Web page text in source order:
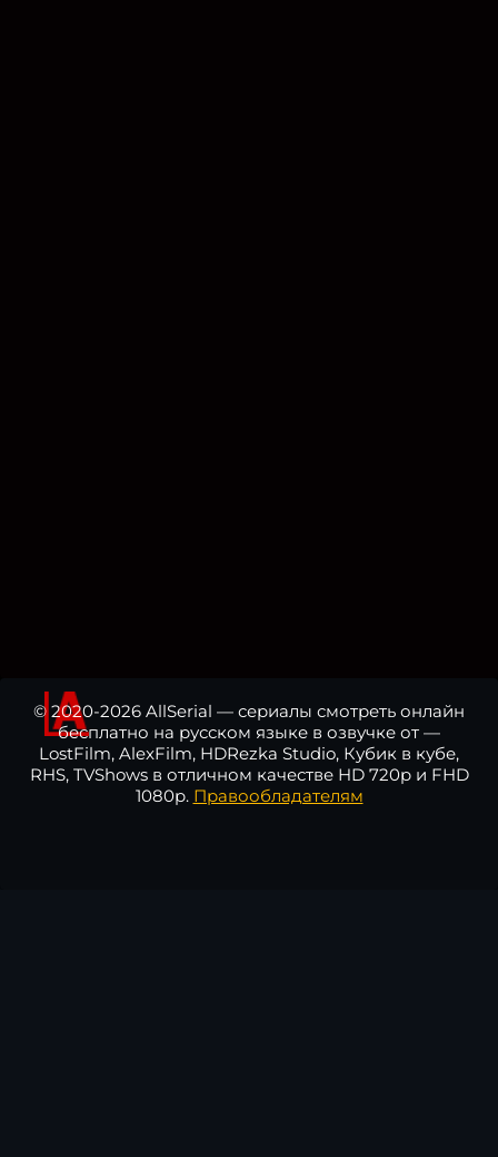
© 2020-2026 AllSerial — сериалы смотреть онлайн
бесплатно на русском языке в озвучке от —
LostFilm, AlexFilm, HDRezka Studio, Кубик в кубе,
RHS, TVShows в отличном качестве HD 720p и FHD
1080p. Правообладателям